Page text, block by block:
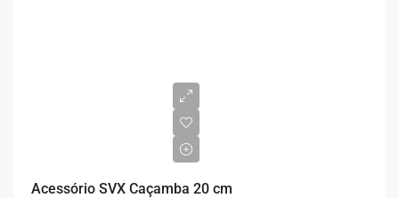
Acessório SVX Caçamba 20 cm